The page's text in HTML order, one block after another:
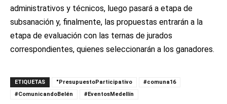
administrativos y técnicos, luego pasará a etapa de
subsanación y, finalmente, las propuestas entrarán a la
etapa de evaluación con las ternas de jurados
correspondientes, quienes seleccionarán a los ganadores.
ETIQUETAS "PresupuestoParticipativo
#comuna16
#ComunicandoBelén
#EventosMedellín